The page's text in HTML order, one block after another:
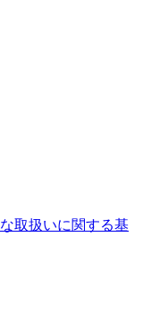
取扱いに関する基